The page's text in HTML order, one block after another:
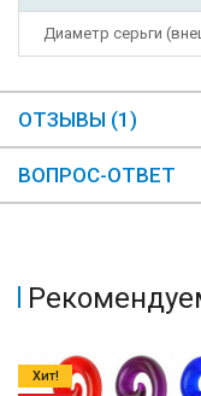
Диаметр серьги
ОТЗЫВЫ (1)
ВОПРОС-ОТВЕТ
Хит!